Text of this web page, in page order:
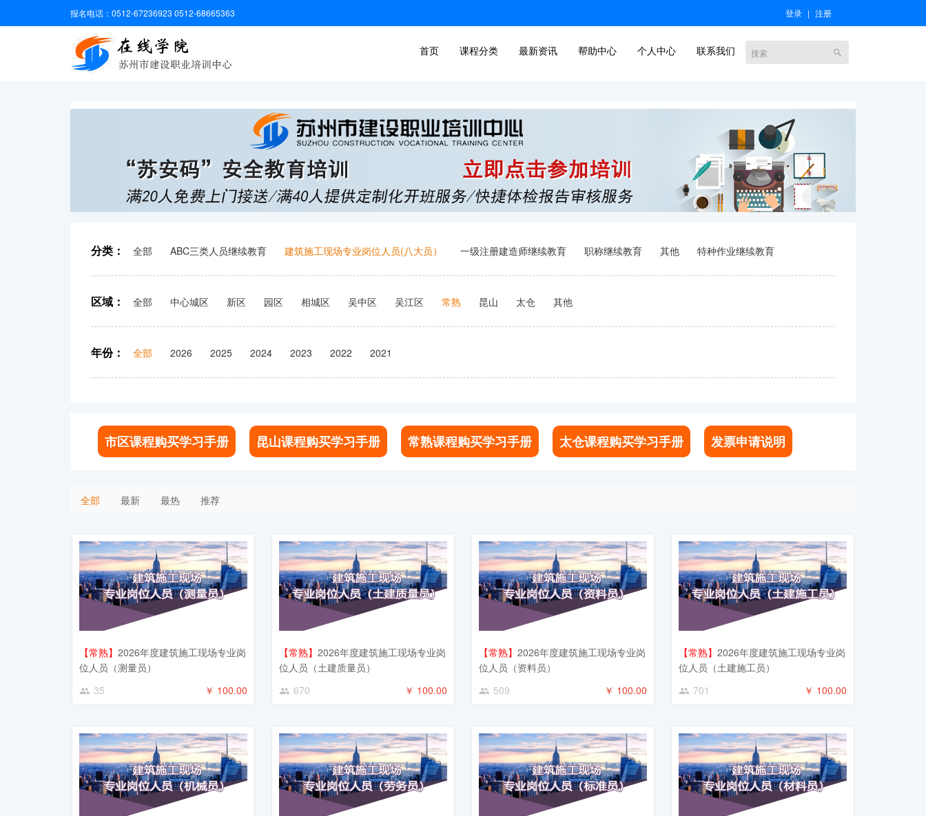
报名电话：0512-67236923 0512-68665363 登录 | 注册
首页 课程分类 最新资讯 帮助中心 个人中心 联系我们
分类： 全部 ABC三类人员继续教育 建筑施工现场专业岗位人员(八大员） 一级注册建造师继续教育 职称继续教育 其他 特种作业继续教育
区域： 全部 中心城区 新区 园区 相城区 吴中区 吴江区 常熟 昆山 太仓 其他
年份： 全部 2026 2025 2024 2023 2022 2021
市区课程购买学习手册 昆山课程购买学习手册 常熟课程购买学习手册 太仓课程购买学习手册 发票申请说明
全部 最新 最热 推荐
【常熟】 2026年度建筑施工现场专业岗
位人员（测量员）
35
￥ 100.00
【常熟】 2026年度建筑施工现场专业岗
位人员（土建质量员）
670
￥ 100.00
【常熟】 2026年度建筑施工现场专业岗
位人员（资料员）
509
￥ 100.00
【常熟】 2026年度建筑施工现场专业岗
位人员（土建施工员）
701
￥ 100.00